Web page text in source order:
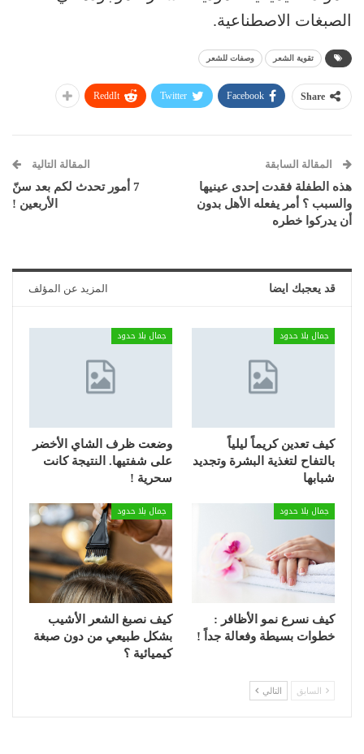
الصبغات الاصطناعية.
تقوية الشعر وصفات للشعر
Share
Facebook
Twitter
ReddIt
المقالة السابقة
هذه الطفلة فقدت إحدى عينيها
والسبب ؟ أمر يفعله الأهل بدون
أن يدركوا خطره
المقالة التالية
7 أمور تحدث لكم بعد سنّ
الأربعين !
قد يعجبك ايضا المزيد عن المؤلف
جمال بلا حدود
كيف تعدين كريماً ليلياً
بالتفاح لتغذية البشرة وتجديد
شبابها
جمال بلا حدود
وضعت ظرف الشاي الأخضر
على شفتيها. النتيجة كانت
سحرية !
جمال بلا حدود
كيف نسرع نمو الأظافر :
خطوات بسيطة وفعالة جداً !
جمال بلا حدود
كيف نصبغ الشعر الأشيب
بشكل طبيعي من دون صبغة
كيميائية ؟
السابق التالي